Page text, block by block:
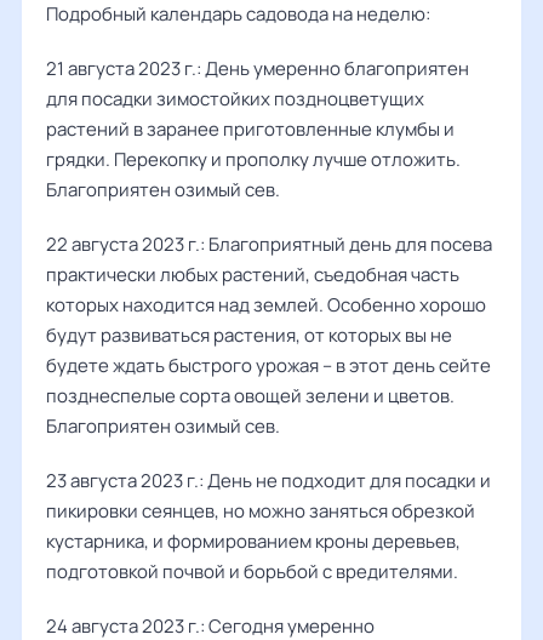
Подробный календарь садовода на неделю:
21 августа 2023 г.: День умеренно благоприятен
для посадки зимостойких поздноцветущих
растений в заранее приготовленные клумбы и
грядки. Перекопку и прополку лучше отложить.
Благоприятен озимый сев.
22 августа 2023 г.: Благоприятный день для посева
практически любых растений, съедобная часть
которых находится над землей. Особенно хорошо
будут развиваться растения, от которых вы не
будете ждать быстрого урожая – в этот день сейте
позднеспелые сорта овощей зелени и цветов.
Благоприятен озимый сев.
23 августа 2023 г.: День не подходит для посадки и
пикировки сеянцев, но можно заняться обрезкой
кустарника, и формированием кроны деревьев,
подготовкой почвой и борьбой с вредителями.
24 августа 2023 г.: Сегодня умеренно